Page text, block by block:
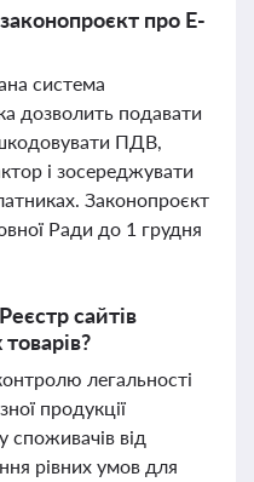
про Е-
система
дозволить подавати
ПДВ,
і зосереджувати
Законопроєкт
Ради до 1 грудня
сайтів
легальності
продукції
споживачів від
рівних умов для